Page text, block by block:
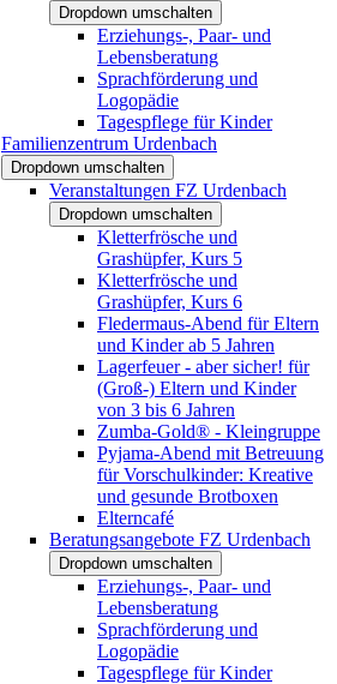
Dropdown umschalten
Erziehungs-, Paar- und
Lebensberatung
Sprachförderung und
Logopädie
Tagespflege für Kinder
Familienzentrum Urdenbach
Dropdown umschalten
Veranstaltungen FZ Urdenbach
Dropdown umschalten
Kletterfrösche und
Grashüpfer, Kurs 5
Kletterfrösche und
Grashüpfer, Kurs 6
Fledermaus-Abend für Eltern
und Kinder ab 5 Jahren
Lagerfeuer - aber sicher! für
(Groß-) Eltern und Kinder
von 3 bis 6 Jahren
Zumba-Gold® - Kleingruppe
Pyjama-Abend mit Betreuung
für Vorschulkinder: Kreative
und gesunde Brotboxen
Elterncafé
Beratungsangebote FZ Urdenbach
Dropdown umschalten
Erziehungs-, Paar- und
Lebensberatung
Sprachförderung und
Logopädie
Tagespflege für Kinder